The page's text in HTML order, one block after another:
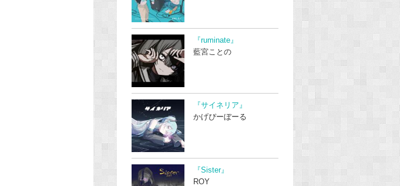
『ruminate』
藍宮ことの
『サイネリア』
かげぴーぼーる
『Sister』
ROY